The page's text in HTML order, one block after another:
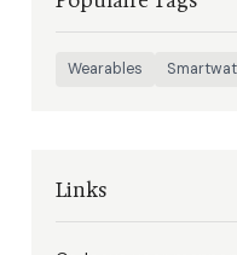
Wearables
Links